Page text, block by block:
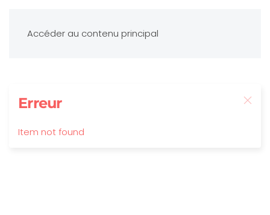
Accéder au contenu principal
Erreur
Item not found